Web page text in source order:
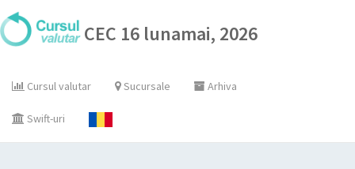
CEC 16 lunamai, 2026
Cursul valutar Sucursale Arhiva
Swift-uri